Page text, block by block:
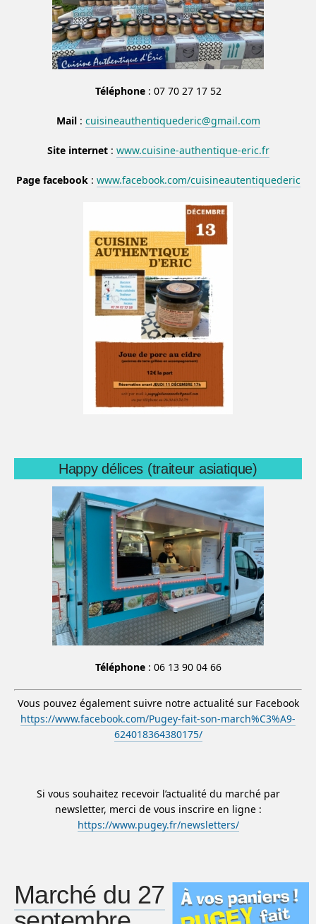
Téléphone: 07 70 27 17 52
Mail: cuisineauthentiquederic@gmail.com
Site internet: www.cuisine-authentique-eric.fr
Page facebook: www.facebook.com/cuisineautentiquederic
Happy délices (traiteur asiatique)
Téléphone: 06 13 90 04 66
Vous pouvez également suivre notre actualité sur Facebook
https://www.facebook.com/Pugey-fait-son-march%C3%A9-
624018364380175/
Si vous souhaitez recevoir l’actualité du marché par
newsletter, merci de vous inscrire en ligne :
https://www.pugey.fr/newsletters/
Marché du 27